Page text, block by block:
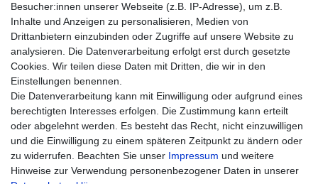
Einkaufen
Zahlungsarten
Versandarten & -kosten
Widerrufsrecht
Warenkorb
Zur Kasse
Hilfe
Besucher:innen unserer Webseite (z.B. IP-Adresse), um z.B.
Inhalte und Anzeigen zu personalisieren, Medien von
Drittanbietern einzubinden oder Zugriffe auf unsere Website zu
analysieren. Die Datenverarbeitung erfolgt erst durch gesetzte
Cookies. Wir teilen diese Daten mit Dritten, die wir in den
Einstellungen benennen.
Die Datenverarbeitung kann mit Einwilligung oder aufgrund eines
berechtigten Interesses erfolgen. Die Zustimmung kann erteilt
oder abgelehnt werden. Es besteht das Recht, nicht einzuwilligen
und die Einwilligung zu einem späteren Zeitpunkt zu ändern oder
zu widerrufen. Beachten Sie unser Impressum und weitere
Hinweise zur Verwendung personenbezogener Daten in unserer